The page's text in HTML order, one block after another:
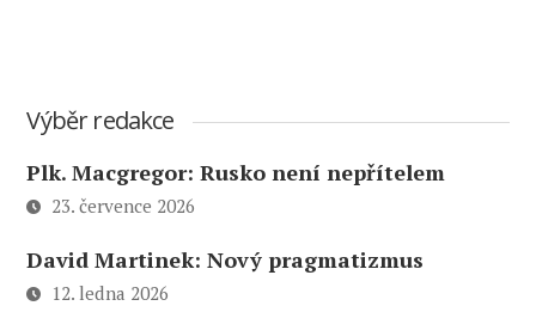
Výběr redakce
Plk. Macgregor: Rusko není nepřítelem
23. července 2026
David Martinek: Nový pragmatizmus
12. ledna 2026